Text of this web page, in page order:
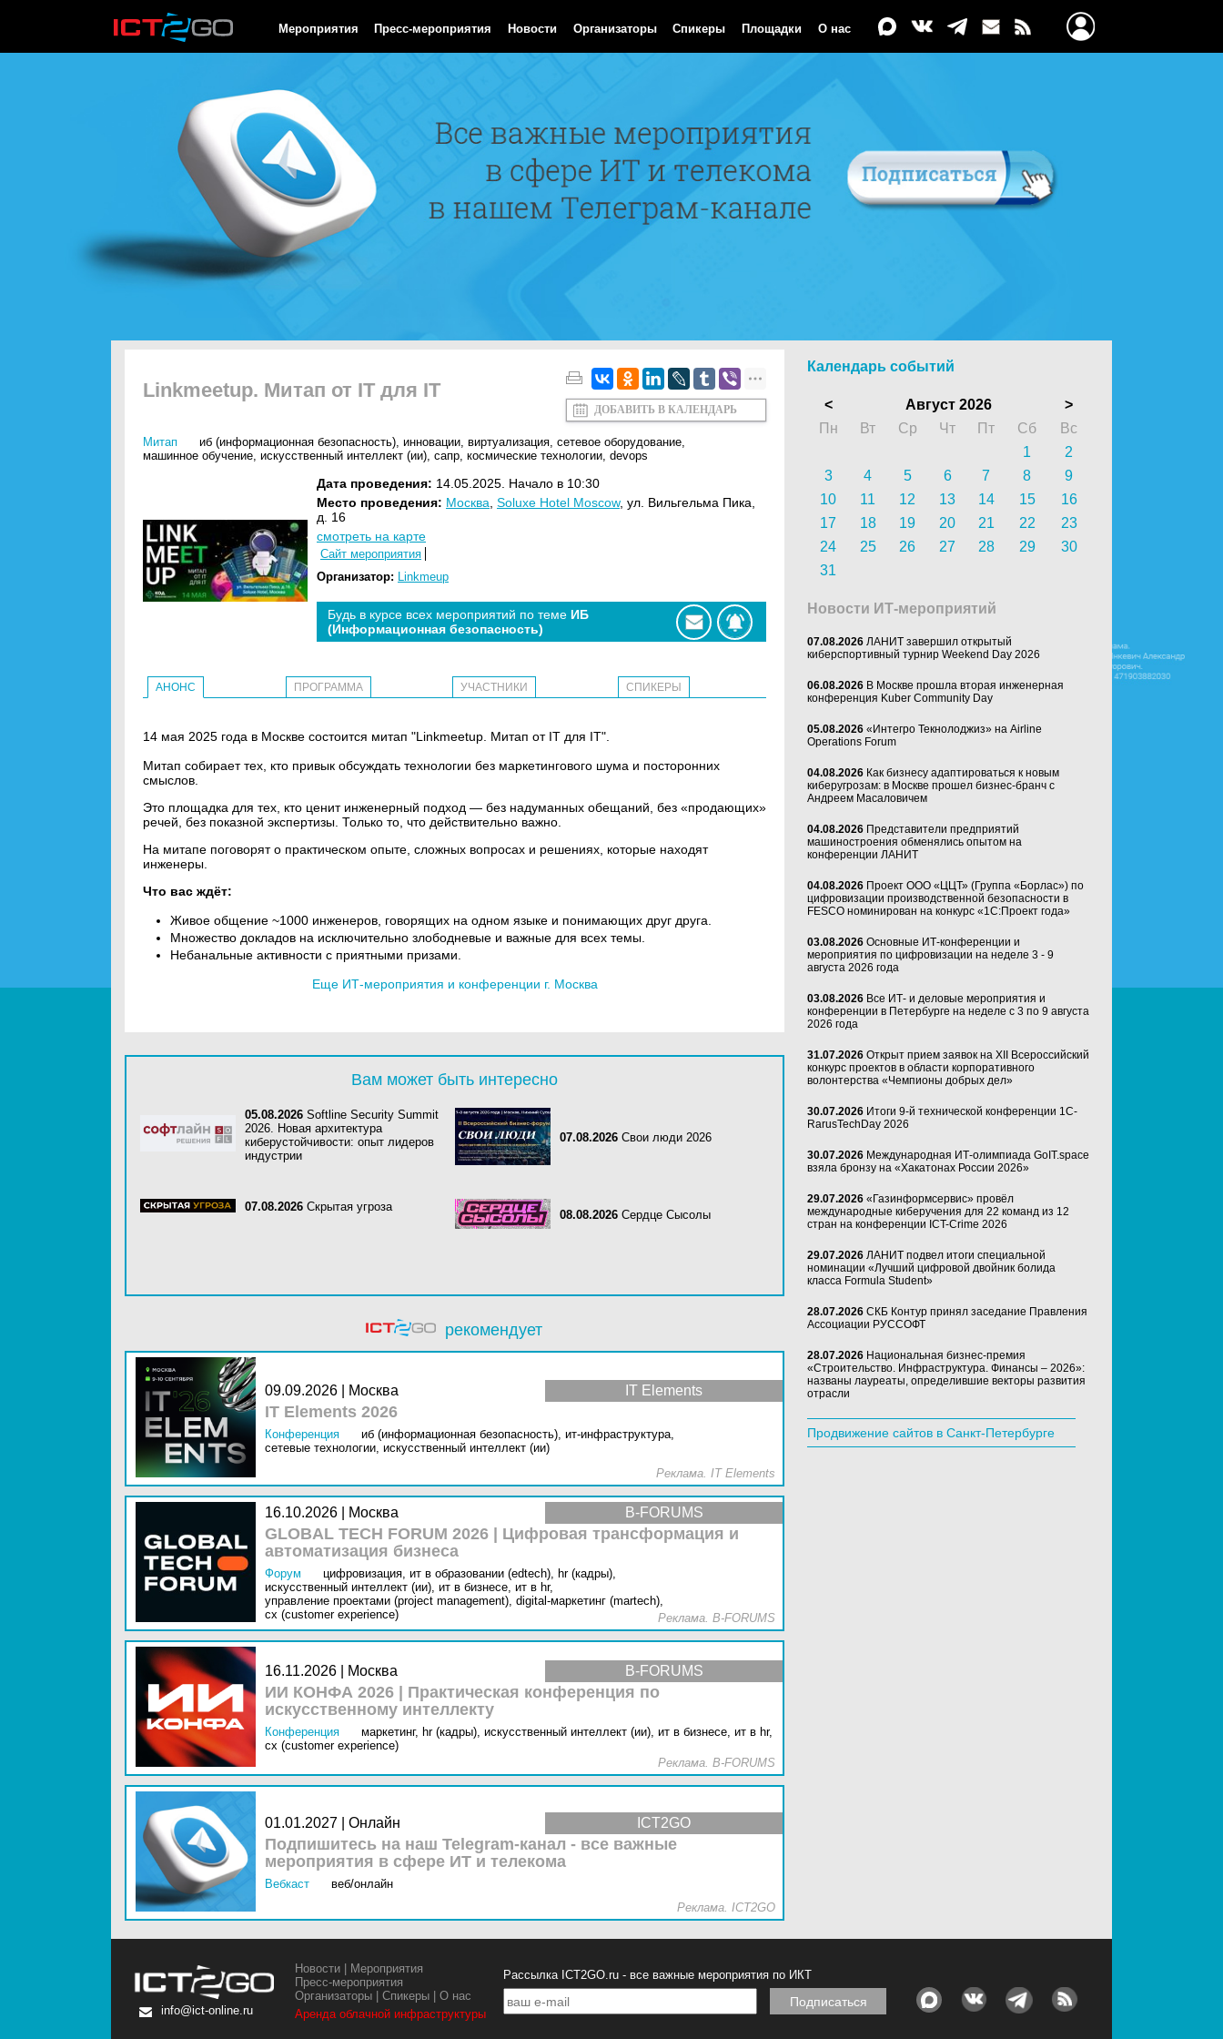
Мероприятия Пресс-мероприятия Новости Организаторы Спикеры Площадки О нас
Linkmeetup. Митап от IT для IT
ДОБАВИТЬ В КАЛЕНДАРЬ
Митап иб (информационная безопасность), инновации, виртуализация, сетевое оборудование,
машинное обучение, искусственный интеллект (ии), сапр, космические технологии, devops
Дата проведения: 14.05.2025. Начало в 10:30
Место проведения: Москва Soluxe Hotel Moscow, ул. Вильгельма Пика,
д. 16
смотреть на карте
Сайт мероприятия
Организатор: Linkmeup
Будь в курсе всех мероприятий по теме ИБ
(Информационная безопасность)
АНОНС ПРОГРАММА УЧАСТНИКИ СПИКЕРЫ
14 мая 2025 года в Москве состоится митап "Linkmeetup. Митап от IT для IT".
Митап собирает тех, кто привык обсуждать технологии без маркетингового шума и посторонних
смыслов.
Это площадка для тех, кто ценит инженерный подход — без надуманных обещаний, без «продающих»
речей, без показной экспертизы. Только то, что действительно важно.
На митапе поговорят о практическом опыте, сложных вопросах и решениях, которые находят
инженеры.
Что вас ждёт:
Живое общение ~1000 инженеров, говорящих на одном языке и понимающих друг друга.
Множество докладов на исключительно злободневые и важные для всех темы.
Небанальные активности с приятными призами.
Еще ИТ-мероприятия и конференции г. Москва
Вам может быть интересно
05.08.2026 Softline Security Summit
2026. Новая архитектура
киберустойчивости: опыт лидеров
индустрии
07.08.2026 Свои люди 2026
07.08.2026 Скрытая угроза
08.08.2026 Сердце Сысолы
рекомендует
IT Elements
09.09.2026 | Москва
IT Elements 2026
Конференция иб (информационная безопасность), ит-инфраструктура,
сетевые технологии, искусственный интеллект (ии)
Реклама. IT Elements
B-FORUMS
16.10.2026 | Москва
GLOBAL TECH FORUM 2026 | Цифровая трансформация и
автоматизация бизнеса
Форум цифровизация, ит в образовании (edtech), hr (кадры),
искусственный интеллект (ии), ит в бизнесе, ит в hr,
управление проектами (project management), digital-маркетинг (martech),
cx (customer experience)
Реклама. B-FORUMS
B-FORUMS
16.11.2026 | Москва
ИИ КОНФА 2026 | Практическая конференция по
искусственному интеллекту
Конференция маркетинг, hr (кадры), искусственный интеллект (ии), ит в бизнесе, ит в hr,
cx (customer experience)
Реклама. B-FORUMS
ICT2GO
01.01.2027 | Онлайн
Подпишитесь на наш Telegram-канал - все важные
мероприятия в сфере ИТ и телекома
Вебкаст
веб/онлайн
Реклама. ICT2GO
Календарь событий
< Август 2026
>
Пн
Вт Ср Чт Пт Сб
Вс
1
2
3
4 5 6 7 8
9
10
11 12 13 14 15
16
17
18 19 20 21 22
23
24
25 26 27 28 29
30
31
Новости ИТ-мероприятий
07.08.2026 ЛАНИТ завершил открытый
киберспортивный турнир Weekend Day 2026
06.08.2026 В Москве прошла вторая инженерная
конференция Kuber Community Day
05.08.2026 «Интегро Текнолоджиз» на Airline
Operations Forum
04.08.2026 Как бизнесу адаптироваться к новым
киберугрозам: в Москве прошел бизнес-бранч с
Андреем Масаловичем
04.08.2026 Представители предприятий
машиностроения обменялись опытом на
конференции ЛАНИТ
04.08.2026 Проект ООО «ЦЦТ» (Группа «Борлас») по
цифровизации производственной безопасности в
FESCO номинирован на конкурс «1С:Проект года»
03.08.2026 Основные ИТ-конференции и
мероприятия по цифровизации на неделе 3 - 9
августа 2026 года
03.08.2026 Все ИТ- и деловые мероприятия и
конференции в Петербурге на неделе с 3 по 9 августа
2026 года
31.07.2026 Открыт прием заявок на XII Всероссийский
конкурс проектов в области корпоративного
волонтерства «Чемпионы добрых дел»
30.07.2026 Итоги 9-й технической конференции 1C-
RarusTechDay 2026
30.07.2026 Международная ИТ-олимпиада GoIT.space
взяла бронзу на «Хакатонах России 2026»
29.07.2026 «Газинформсервис» провёл
международные киберучения для 22 команд из 12
стран на конференции ICT-Crime 2026
29.07.2026 ЛАНИТ подвел итоги специальной
номинации «Лучший цифровой двойник болида
класса Formula Student»
28.07.2026 СКБ Контур принял заседание Правления
Ассоциации РУССОФТ
28.07.2026 Национальная бизнес-премия
«Строительство. Инфраструктура. Финансы – 2026»:
названы лауреаты, определившие векторы развития
отрасли
Продвижение сайтов в Санкт-Петербурге
info@ict-online.ru
Новости
Мероприятия
Пресс-мероприятия
Организаторы |Спикеры |О нас
Аренда облачной инфраструктуры
Рассылка ICT2GO.ru - все важные мероприятия по ИКТ